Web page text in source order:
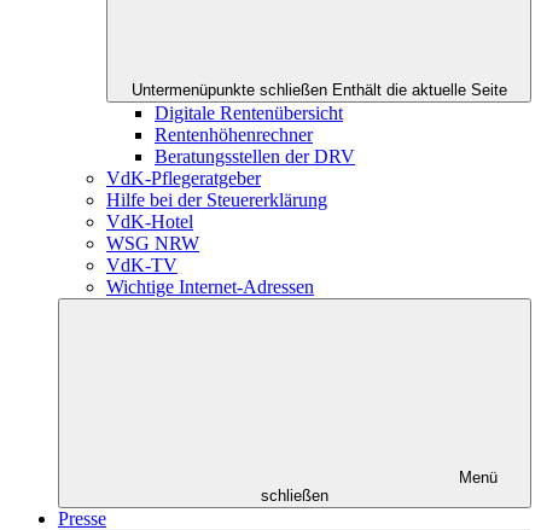
Untermenüpunkte schließen Enthält die aktuelle Seite
Digitale Rentenübersicht
Rentenhöhenrechner
Beratungsstellen der DRV
VdK-Pflegeratgeber
Hilfe bei der Steuererklärung
VdK-Hotel
WSG NRW
VdK-TV
Wichtige Internet-Adressen
Menü
schließen
Presse